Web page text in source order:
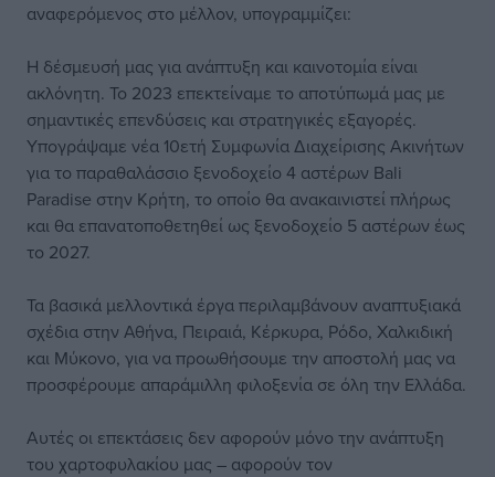
αναφερόμενος στο μέλλον, υπογραμμίζει:
Η δέσμευσή μας για ανάπτυξη και καινοτομία είναι
ακλόνητη. Το 2023 επεκτείναμε το αποτύπωμά μας με
σημαντικές επενδύσεις και στρατηγικές εξαγορές.
Υπογράψαμε νέα 10ετή Συμφωνία Διαχείρισης Ακινήτων
για το παραθαλάσσιο ξενοδοχείο 4 αστέρων Bali
Paradise στην Κρήτη, το οποίο θα ανακαινιστεί πλήρως
και θα επανατοποθετηθεί ως ξενοδοχείο 5 αστέρων έως
το 2027.
Τα βασικά μελλοντικά έργα περιλαμβάνουν αναπτυξιακά
σχέδια στην Αθήνα, Πειραιά, Κέρκυρα, Ρόδο, Χαλκιδική
και Μύκονο, για να προωθήσουμε την αποστολή μας να
προσφέρουμε απαράμιλλη φιλοξενία σε όλη την Ελλάδα.
Αυτές οι επεκτάσεις δεν αφορούν μόνο την ανάπτυξη
του χαρτοφυλακίου μας – αφορούν τον